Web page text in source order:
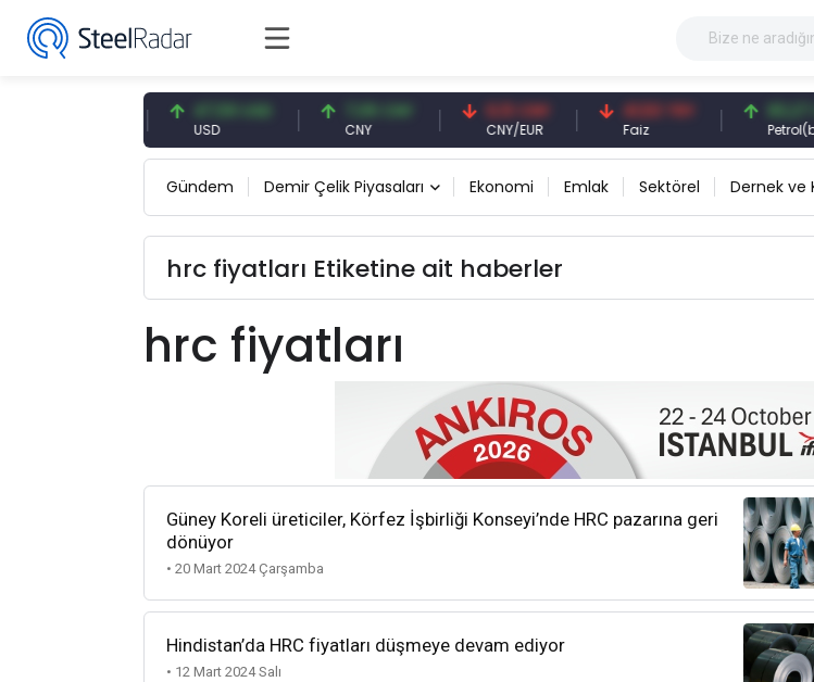
47,59 USD 7,09 CNY 0,13 CNY
CNY/EUR
41,53 TRY 83,27 USD
Gündem Demir Çelik Piyasaları Ekonomi Emlak Sektörel Dernek ve
hrc fiyatları Etiketine ait haberler
hrc fiyatları
Güney Koreli üreticiler, Körfez İşbirliği Konseyi’nde HRC pazarına geri
dönüyor
• 20 Mart 2024 Çarşamba
Hindistan’da HRC fiyatları düşmeye devam ediyor
• 12 Mart 2024 Salı